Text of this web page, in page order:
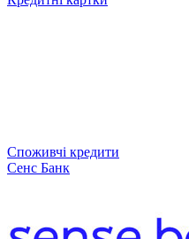
Споживчі кредити
Сенс Банк